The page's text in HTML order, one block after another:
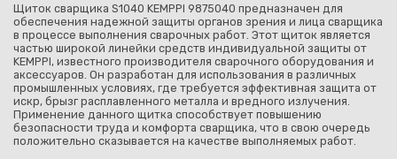
Щиток сварщика S1040 KEMPPI 9875040 предназначен для
обеспечения надежной защиты органов зрения и лица сварщика
в процессе выполнения сварочных работ. Этот щиток является
частью широкой линейки средств индивидуальной защиты от
KEMPPI, известного производителя сварочного оборудования и
аксессуаров. Он разработан для использования в различных
промышленных условиях, где требуется эффективная защита от
искр, брызг расплавленного металла и вредного излучения.
Применение данного щитка способствует повышению
безопасности труда и комфорта сварщика, что в свою очередь
положительно сказывается на качестве выполняемых работ.